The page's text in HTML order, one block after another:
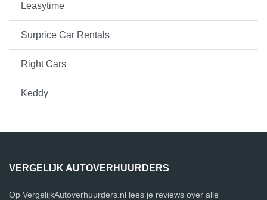
Leasytime
Surprice Car Rentals
Right Cars
Keddy
VERGELIJK AUTOVERHUURDERS
Op VergelijkAutoverhuurders.nl lees je reviews over alle